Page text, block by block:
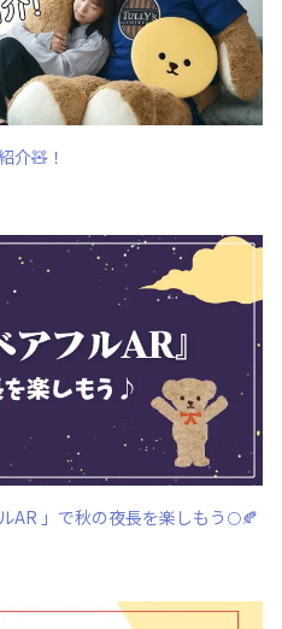
介🧸！
AR 」で秋の夜長を楽しもう🌕🍂